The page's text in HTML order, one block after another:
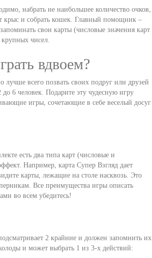
набрать не наибольшее количество очков,
крыс и собрать кошек. Главный помощник –
свои карты (числовые значения карт
чисел.
вдвоем?
всего позвать своих подруг или друзей
6 человек. Подарите эту чудесную игру
игры, сочетающие в себе веселый досуг
есть два типа карт (числовые и
Например, карта Супер Взгляд дает
карты, лежащие на столе насквозь. Это
Все преимущества игры описать
во всем убедитесь!
2 крайние и должен запомнить их
и может выбрать 1 из 3-х действий: